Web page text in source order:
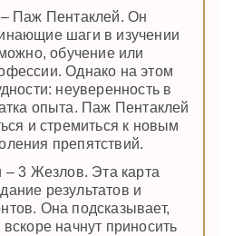
Паж Пентаклей. Он
шаги в изучении
обучение или
Однако на этом
неуверенность в
опыта. Паж Пентаклей
и стремиться к новым
препятствий.
– 3 Жезлов. Эта карта
результатов и
Она подсказывает,
начнут приносить